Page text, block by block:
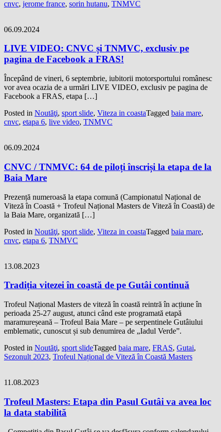
cnvc, jerome france, sorin hutanu, TNMVC
06.09.2024
LIVE VIDEO: CNVC și TNMVC, exclusiv pe
pagina de Facebook a FRAS!
Începând de vineri, 6 septembrie, iubitorii motorsportului românesc
vor avea ocazia de a urmări LIVE VIDEO, exclusiv pe pagina de
Facebook a FRAS, etapa […]
Posted in Noutăţi, sport slide, Viteza in coastaTagged baia mare,
cnvc, etapa 6, live video, TNMVC
06.09.2024
CNVC / TNMVC: 64 de piloți înscriși la etapa de la
Baia Mare
Prezență numeroasă la etapa comună (Campionatul Național de
Viteză în Coastă + Trofeul Național Masters de Viteză în Coastă) de
la Baia Mare, organizată […]
Posted in Noutăţi, sport slide, Viteza in coastaTagged baia mare,
cnvc, etapa 6, TNMVC
13.08.2023
Tradiția vitezei în coastă de pe Gutâi continuă
Trofeul Național Masters de viteză în coastă reintră în acțiune în
perioada 25-27 august, atunci când este programată etapă
maramureșeană – Trofeul Baia Mare – pe serpentinele Gutâiului
emblematic, cunoscut și sub denumirea de „Iadul Verde”.
Posted in Noutăţi, sport slideTagged baia mare, FRAS, Gutai,
Sezonult 2023, Trofeul Național de Viteză în Coastă Masters
11.08.2023
Trofeul Masters: Etapa din Pasul Gutâi va avea loc
la data stabilită